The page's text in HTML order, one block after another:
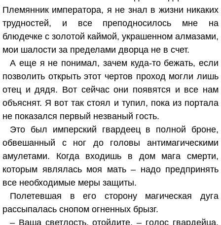
Племянник императора, я не знал в жизни никаких
трудностей, и все преподносилось мне на
блюдечке с золотой каймой, украшенном алмазами,
мои шалости за пределами дворца не в счет.
А еще я не понимал, зачем куда-то бежать, если
позволить открыть этот чертов проход могли лишь
отец и дядя. Вот сейчас они появятся и все нам
объяснят. Я вот так стоял и тупил, пока из портала
не показался первый незваный гость.
Это был имперский гвардеец в полной броне,
обвешанный с ног до головы антимагическими
амулетами. Когда входишь в дом мага смерти,
которым являлась моя мать – надо предпринять
все необходимые меры защиты.
Полетевшая в его сторону магическая дуга
рассыпалась снопом огненных брызг.
– Ваша светлость, отойдите, – голос гвардейца,